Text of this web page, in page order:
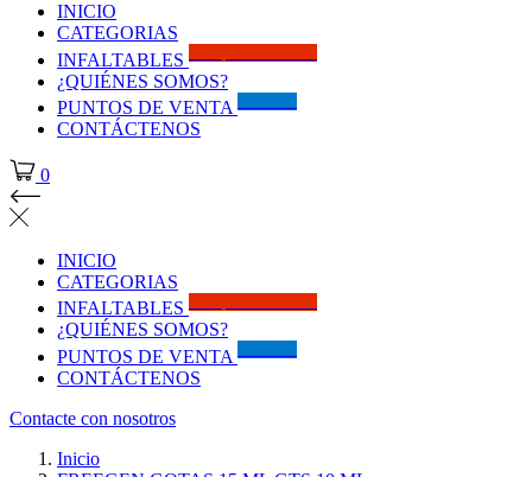
INICIO
CATEGORIAS
INFALTABLES
¿QUIÉNES SOMOS?
PUNTOS DE VENTA
CONTÁCTENOS
0
INICIO
CATEGORIAS
INFALTABLES
¿QUIÉNES SOMOS?
PUNTOS DE VENTA
CONTÁCTENOS
Contacte con nosotros
Inicio